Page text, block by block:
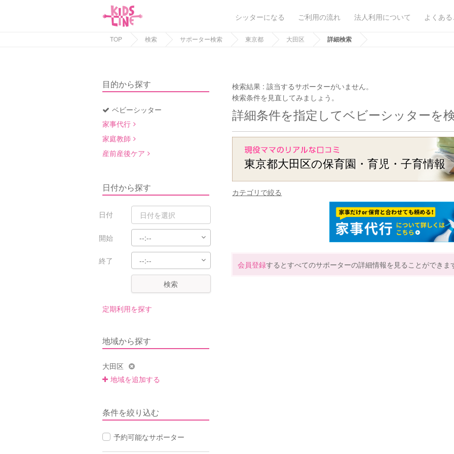
シッターになる ご利用の流れ 法人利用について よくあ
TOP 検索 サポーター検索 東京都 大田区 詳細検索
目的から探す
ベビーシッター
家事代行
家庭教師
産前産後ケア
日付から探す
日付
開始
終了
検索
定期利用を探す
地域から探す
大田区
地域を追加する
条件を絞り込む
予約可能なサポーター
検索結果 :該当するサポーターがいません。
検索条件を見直してみましょう。
詳細条件を指定してベビーシッターを
東京都大田区の保育園・育児・子育情報
カテゴリで絞る
会員登録するとすべてのサポーターの詳細情報を見ることができま